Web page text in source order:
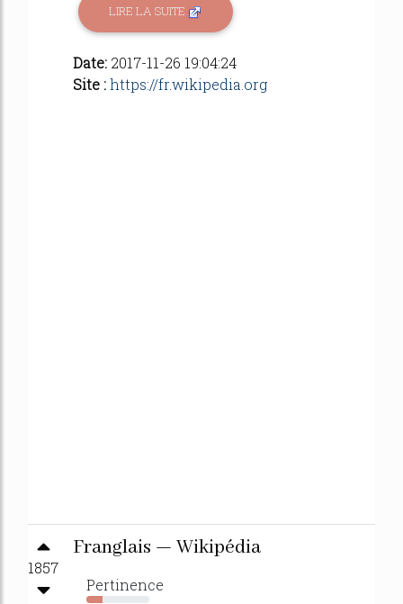
LIRE LA SUITE
Date: 2017-11-26 19:04:24
Site :https://fr.wikipedia.org
1857
Franglais — Wikipédia
Pertinence